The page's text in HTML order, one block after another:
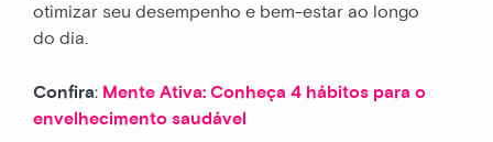
otimizar seu desempenho e bem-estar ao longo
do dia.
Confira: Mente Ativa: Conheça 4 hábitos para o
envelhecimento saudável